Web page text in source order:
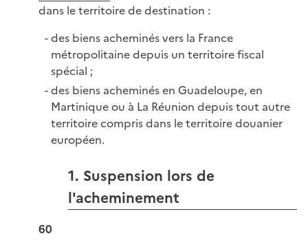
dans le territoire de destination :
des biens acheminés vers la France
métropolitaine depuis un territoire fiscal
spécial ;
des biens acheminés en Guadeloupe, en
Martinique ou à La Réunion depuis tout autre
territoire compris dans le territoire douanier
européen.
1. Suspension lors de
l'acheminement
60